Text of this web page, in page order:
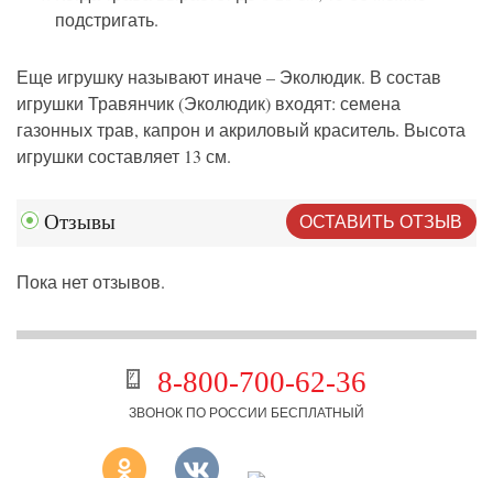
подстригать.
Еще игрушку называют иначе – Эколюдик. В состав
игрушки Травянчик (Эколюдик) входят: семена
газонных трав, капрон и акриловый краситель. Высота
игрушки составляет 13 см.
Отзывы ОСТАВИТЬ ОТЗЫВ
Пока нет отзывов.
8-800-700-62-36
ЗВОНОК ПО РОССИИ БЕСПЛАТНЫЙ